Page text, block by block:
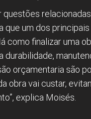
que um dos
como finalizar uma
durabilidade,
orçamentaria são
obra vai custar,
explica Moisés.